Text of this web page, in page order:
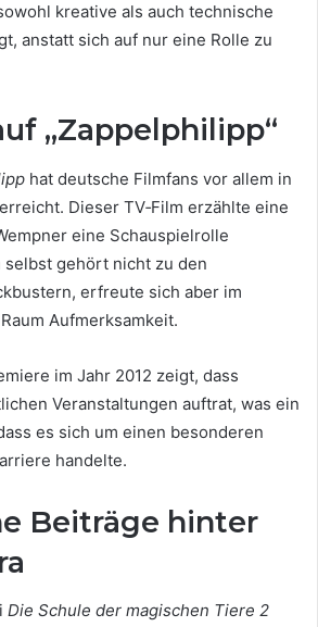
kreative als auch technische
anstatt sich auf nur eine Rolle zu
„Zappelphilipp“
hat deutsche Filmfans vor allem in
Dieser TV‑Film erzählte eine
eine Schauspielrolle
selbst gehört nicht zu den
erfreute sich aber im
Aufmerksamkeit.
im Jahr 2012 zeigt, dass
Veranstaltungen auftrat, was ein
es sich um einen besonderen
handelte.
Beiträge hinter
Die Schule der magischen Tiere 2